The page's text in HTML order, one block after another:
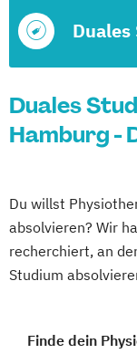
Duales
Hamburg -
Du willst
absolvieren? Wir
recherchiert, an
Studium
Finde dein